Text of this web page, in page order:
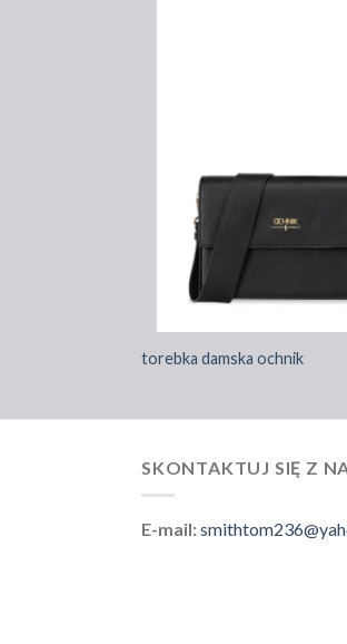
torebka damska ochnik
SKONTAKTUJ SIĘ Z
E-mail: